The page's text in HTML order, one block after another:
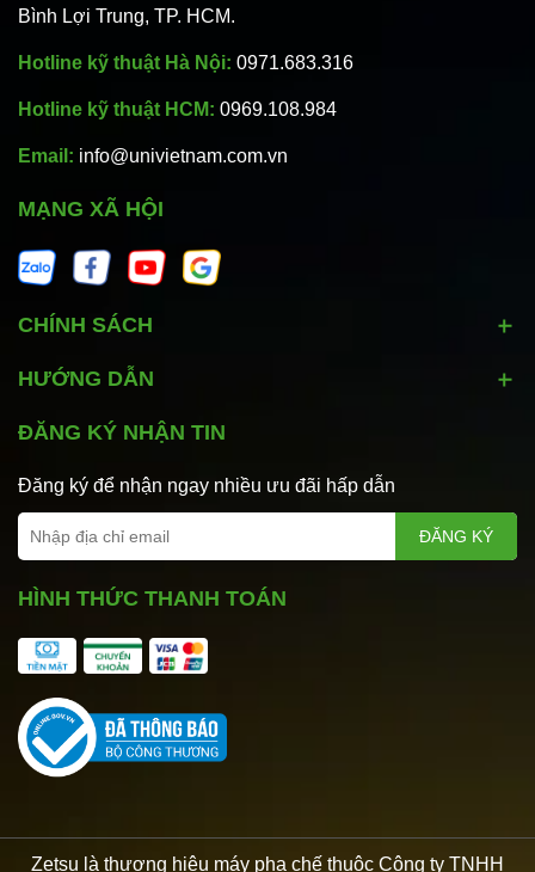
Bình Lợi Trung, TP. HCM.
Hotline kỹ thuật Hà Nội: 0971.683.316
Hotline kỹ thuật HCM: 0969.108.984
Email: info@univietnam.com.vn
MẠNG XÃ HỘI
CHÍNH SÁCH
HƯỚNG DẪN
ĐĂNG KÝ NHẬN TIN
Đăng ký để nhận ngay nhiều ưu đãi hấp dẫn
ĐĂNG KÝ
HÌNH THỨC THANH TOÁN
Zetsu là thương hiệu máy pha chế thuộc Công ty TNHH